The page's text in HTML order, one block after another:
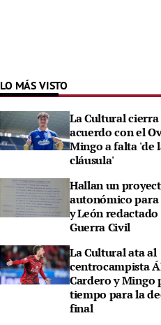
LO MÁS VISTO
La Cultural
acuerdo con el
Mingo a falta 'de
cláusula'
Hallan un
autonómico para
y León
Guerra Civil
La Cultural ata al
centrocampista
Cardero y Mingo
tiempo para la
final